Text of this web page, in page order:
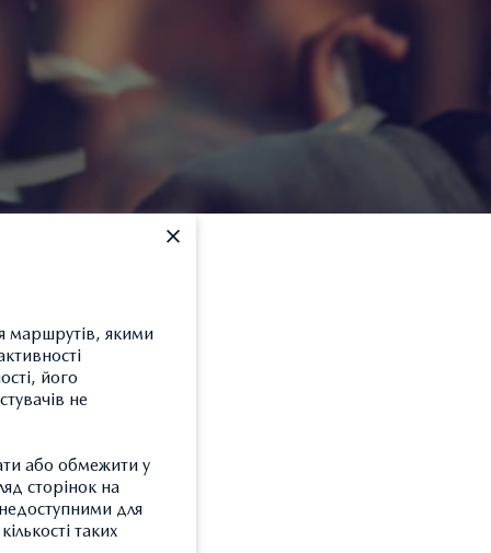
області
маршрутів, якими
його
не
або обмежити у
сторінок на
для
таких